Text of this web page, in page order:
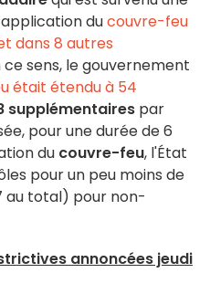
ducouvre-feu
dans 8 autres
ce sens, le gouvernement
était étendu à 54
supplémentaires par
pour une durée de 6
du couvre-feu, l'État
pour un peu moins de
au total) pour non-
annoncées jeudi